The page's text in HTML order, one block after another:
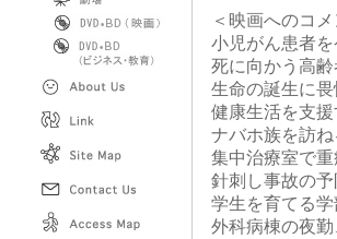
＜映画へのコメ
小児がん患者
死に向かう高
生命の誕生に畏
健康生活を支援
ナバホ族を訪ね
集中治療室で
針刺し事故の
学生を育てる学
外科病棟の夜勤